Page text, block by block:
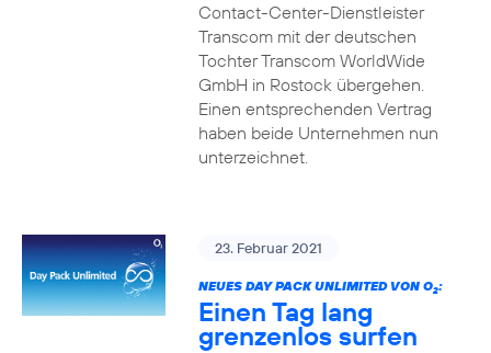
Contact-Center-Dienstleister
Transcom mit der deutschen
Tochter Transcom WorldWide
GmbH in Rostock übergehen.
Einen entsprechenden Vertrag
haben beide Unternehmen nun
unterzeichnet.
23. Februar 2021
NEUES DAY PACK UNLIMITED VON O2:
Einen Tag lang
grenzenlos surfen